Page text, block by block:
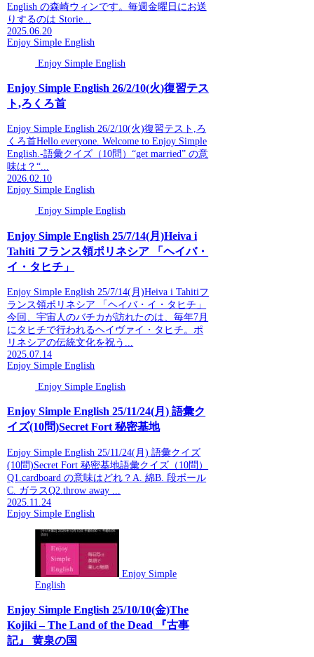
English の森崎ウィンです。毎週金曜日にお送
りするのは Storie...
2025.06.20
Enjoy Simple English
Enjoy Simple English
Enjoy Simple English 26/2/10(火)復習テス
ト,ろくろ首
Enjoy Simple English 26/2/10(火)復習テスト,ろ
くろ首Hello everyone. Welcome to Enjoy Simple
English.-語彙クイズ（10問）“get married” の意
味は？“...
2026.02.10
Enjoy Simple English
Enjoy Simple English
Enjoy Simple English 25/7/14(月)Heiva i
Tahiti フランス領ポリネシア 「ヘイバ・
イ・タヒチ」
Enjoy Simple English 25/7/14(月)Heiva i Tahitiフ
ランス領ポリネシア 「ヘイバ・イ・タヒチ」
今回、宇宙人のバチカが訪れたのは、毎年7月
にタヒチで行われるヘイヴァイ・タヒチ。ポ
リネシアの伝統文化を祝う...
2025.07.14
Enjoy Simple English
Enjoy Simple English
Enjoy Simple English 25/11/24(月) 語彙ク
イズ(10問)Secret Fort 秘密基地
Enjoy Simple English 25/11/24(月) 語彙クイズ
(10問)Secret Fort 秘密基地語彙クイズ（10問）
Q1.cardboard の意味はどれ？A. 綿B. 段ボール
C. ガラスQ2.throw away ...
2025.11.24
Enjoy Simple English
Enjoy Simple
English
Enjoy Simple English 25/10/10(金)The
Kojiki – The Land of the Dead 『古事
記』 黄泉の国